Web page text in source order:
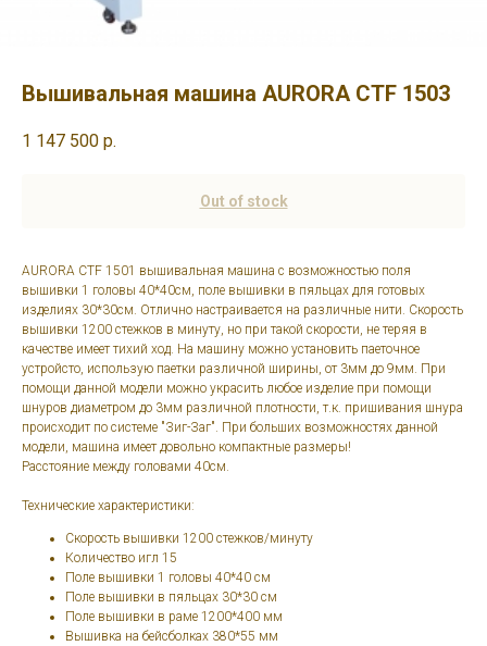
Вышивальная машина AURORA CTF 1503
1 147 500 р.
Out of stock
AURORA CTF 1501 вышивальная машина с возможностью поля
вышивки 1 головы 40*40cм, поле вышивки в пяльцах для готовых
изделиях 30*30cм. Отлично настраивается на различные нити. Скорость
вышивки 1200 стежков в минуту, но при такой скорости, не теряя в
качестве имеет тихий ход. На машину можно установить паеточное
устройсто, использую паетки различной ширины, от 3мм до 9мм. При
помощи данной модели можно украсить любое изделие при помощи
шнуров диаметром до 3мм различной плотности, т.к. пришивания шнура
происходит по системе "Зиг-Заг". При больших возможностях данной
модели, машина имеет довольно компактные размеры!
Расстояние между головами 40см.
Технические характеристики:
Скорость вышивки 1200 стежков/минуту
Количество игл 15
Поле вышивки 1 головы 40*40 см
Поле вышивки в пяльцах 30*30 см
Поле вышивки в раме 1200*400 мм
Вышивка на бейсболках 380*55 мм